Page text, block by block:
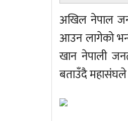
अखिल नेपाल
आउन लागेको
खान नेपाली
बताउँदै महासंघले